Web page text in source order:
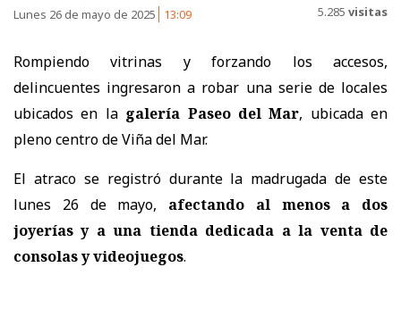
Lunes 26 de mayo de 2025 13:09 5.285 visitas
Rompiendo vitrinas y forzando los accesos,
delincuentes ingresaron a robar una serie de locales
ubicados en la galería Paseo del Mar, ubicada en
pleno centro de Viña del Mar.
El atraco se registró durante la madrugada de este
lunes 26 de mayo, afectando al menos a dos
joyerías y a una tienda dedicada a la venta de
consolas y videojuegos.